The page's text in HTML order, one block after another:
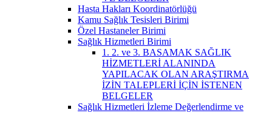
Hasta Hakları Koordinatörlüğü
Kamu Sağlık Tesisleri Birimi
Özel Hastaneler Birimi
Sağlık Hizmetleri Birimi
1. 2. ve 3. BASAMAK SAĞLIK
HİZMETLERİ ALANINDA
YAPILACAK OLAN ARAŞTIRMA
İZİN TALEPLERİ İÇİN İSTENEN
BELGELER
Sağlık Hizmetleri İzleme Değerlendirme ve